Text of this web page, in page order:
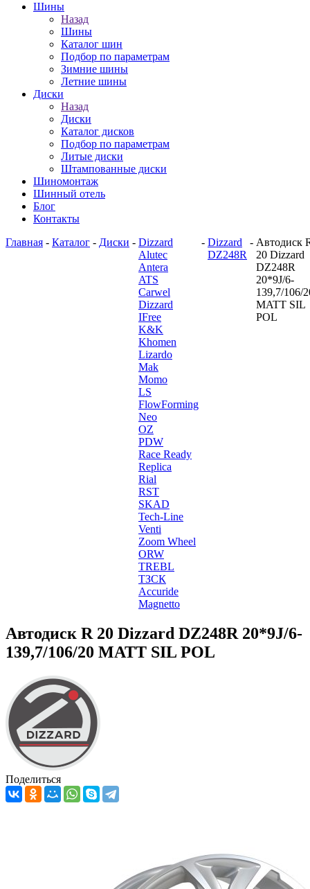
Шины
Назад
Шины
Каталог шин
Подбор по параметрам
Зимние шины
Летние шины
Диски
Назад
Диски
Каталог дисков
Подбор по параметрам
Литые диски
Штампованные диски
Шиномонтаж
Шинный отель
Блог
Контакты
Главная - Каталог - Диски - Dizzard
Alutec
Antera
ATS
Carwel
Dizzard
IFree
K&K
Khomen
Lizardo
Mak
Momo
LS
FlowForming
Neo
OZ
PDW
Race Ready
Replica
Rial
RST
SKAD
Tech-Line
Venti
Zoom Wheel
ORW
TREBL
ТЗСК
Accuride
Magnetto
- Dizzard
DZ248R
- Автодиск
20 Dizzard
DZ248R
20*9J/6-
139,7/106/
MATT SIL
POL
Автодиск R 20 Dizzard DZ248R 20*9J/6-
139,7/106/20 MATT SIL POL
Поделиться